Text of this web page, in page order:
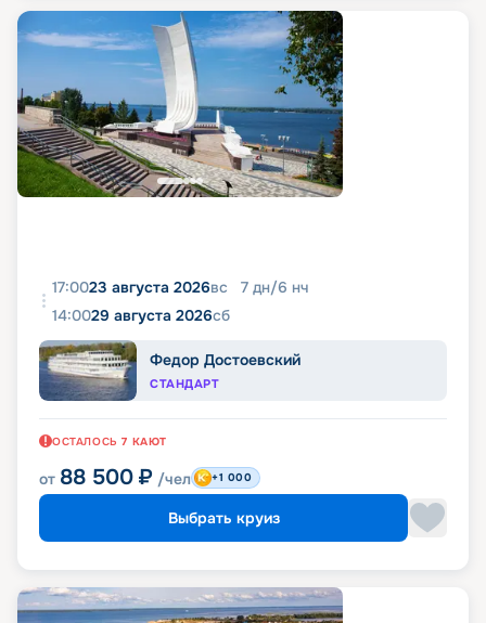
17:0023 августа 2026вс 7 дн/6 нч
14:0029 августа 2026сб
Федор Достоевский
СТАНДАРТ
ОСТАЛОСЬ 7 КАЮТ
от 88 500 ₽ /чел +1 000
Выбрать круиз